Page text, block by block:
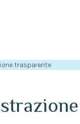
trasparente